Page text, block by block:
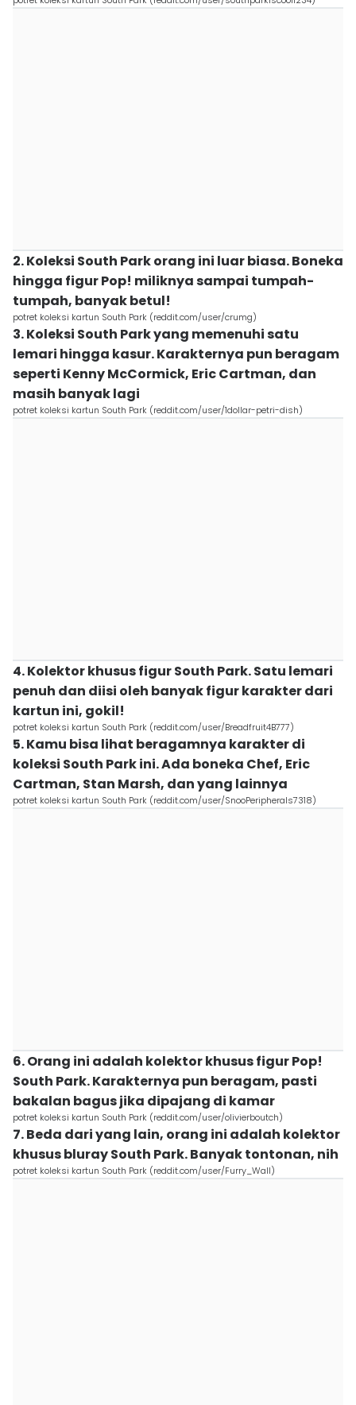
2. Koleksi South Park orang ini luar biasa. Boneka
hingga figur Pop! miliknya sampai tumpah-
tumpah, banyak betul!
potret koleksi kartun South Park (reddit.com/user/crumg)
3. Koleksi South Park yang memenuhi satu
lemari hingga kasur. Karakternya pun beragam
seperti Kenny McCormick, Eric Cartman, dan
masih banyak lagi
potret koleksi kartun South Park (reddit.com/user/1dollar-petri-dish)
4. Kolektor khusus figur South Park. Satu lemari
penuh dan diisi oleh banyak figur karakter dari
kartun ini, gokil!
potret koleksi kartun South Park (reddit.com/user/Breadfruit4B777)
5. Kamu bisa lihat beragamnya karakter di
koleksi South Park ini. Ada boneka Chef, Eric
Cartman, Stan Marsh, dan yang lainnya
potret koleksi kartun South Park (reddit.com/user/SnooPeripherals7318)
6. Orang ini adalah kolektor khusus figur Pop!
South Park. Karakternya pun beragam, pasti
bakalan bagus jika dipajang di kamar
potret koleksi kartun South Park (reddit.com/user/olivierboutch)
7. Beda dari yang lain, orang ini adalah kolektor
khusus bluray South Park. Banyak tontonan, nih
potret koleksi kartun South Park (reddit.com/user/Furry_Wall)